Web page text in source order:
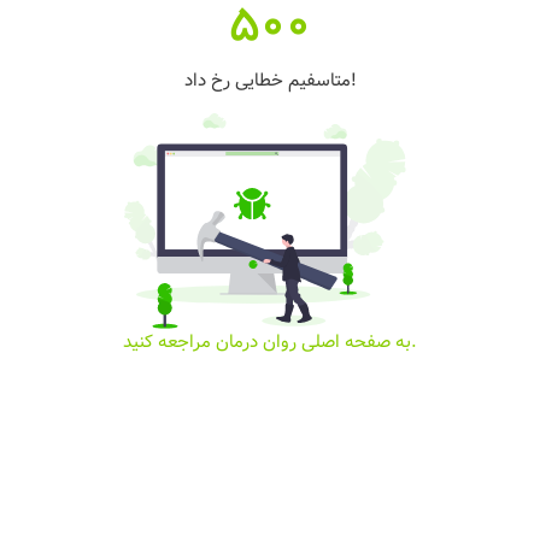
500
متاسفیم خطایی رخ داد!
به صفحه اصلی روان درمان مراجعه کنید.